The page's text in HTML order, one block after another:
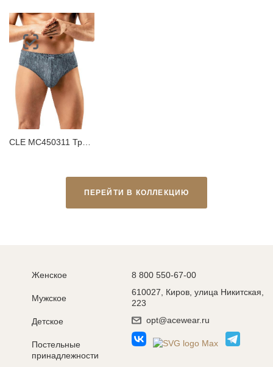
ПЕРЕЙТИ В КОЛЛЕКЦИЮ
Женское
Мужское
Детское
Постельные
принадлежности
8 800 550-67-00
610027, Киров, улица Никитская,
223
opt@acewear.ru